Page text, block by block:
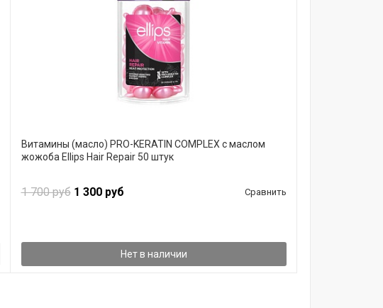
Витамины (масло) PRO-KERATIN COMPLEX с маслом
жожоба Ellips Hair Repair 50 штук
1 700 руб 1 300 руб Сравнить
Нет в наличии